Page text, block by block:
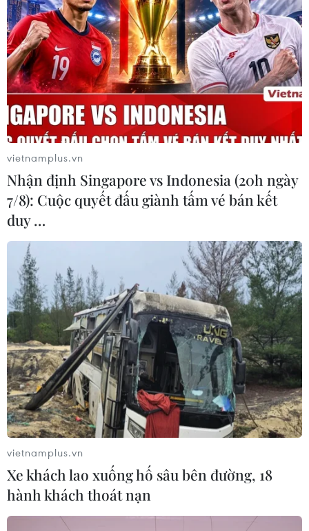
TIN LIÊN QUAN
Agribank và hành trình bền bỉ “không để
ai bị bỏ lại phía sau”
24/03/2025 09:35
Trong 37 năm, Agribank không ngừng hỗ trợ người
nghèo, khắc phục hậu quả thiên tai và phát triển giáo
dục. Agribank đã ủng hộ hàng trăm tỷ đồng trong các
hoạt động an sinh xã hội.
vietnamplus.vn
Nhận định Singapore vs Indonesia (20h ngày
7/8): Cuộc quyết đấu giành tấm vé bán kết
duy …
vietnamplus.vn
Xe khách lao xuống hố sâu bên đường, 18
hành khách thoát nạn